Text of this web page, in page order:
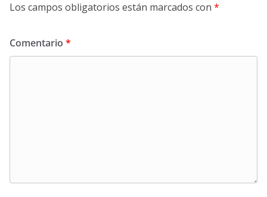
Los campos obligatorios están marcados con *
Comentario *